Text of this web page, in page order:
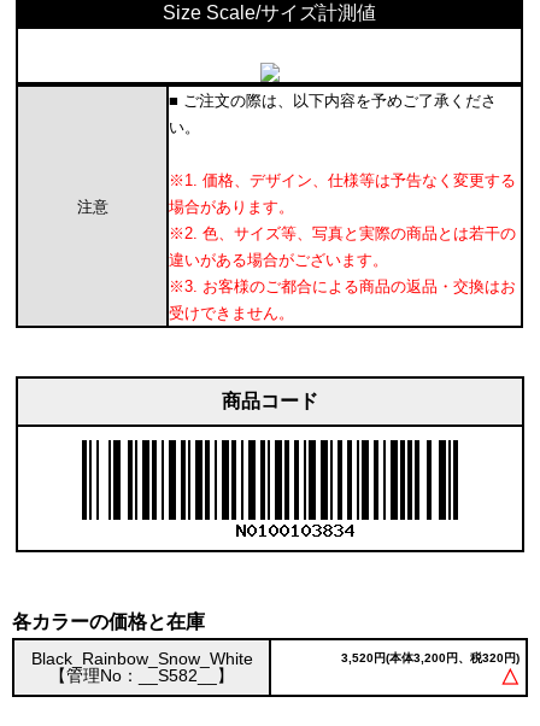
Size Scale/サイズ計測値
注意
■ ご注文の際は、以下内容を予めご了承くださ
い。
※1. 価格、デザイン、仕様等は予告なく変更する
場合があります。
※2. 色、サイズ等、写真と実際の商品とは若干の
違いがある場合がございます。
※3. お客様のご都合による商品の返品・交換はお
受けできません。
商品コード
各カラーの価格と在庫
Black_Rainbow_Snow_White
【管理No：__S582__】
3,520円(本体3,200円、税320円)
△